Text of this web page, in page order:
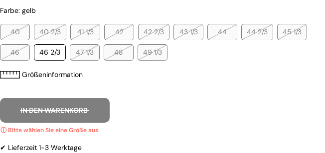
Farbe: gelb
40 40 2/3 41 1/3 42 42 2/3 43 1/3 44 44 2/3 45 1/3
46 46 2/3 47 1/3 48 49 1/3
Größeninformation
IN DEN WARENKORB
✔ Lieferzeit 1-3 Werktage